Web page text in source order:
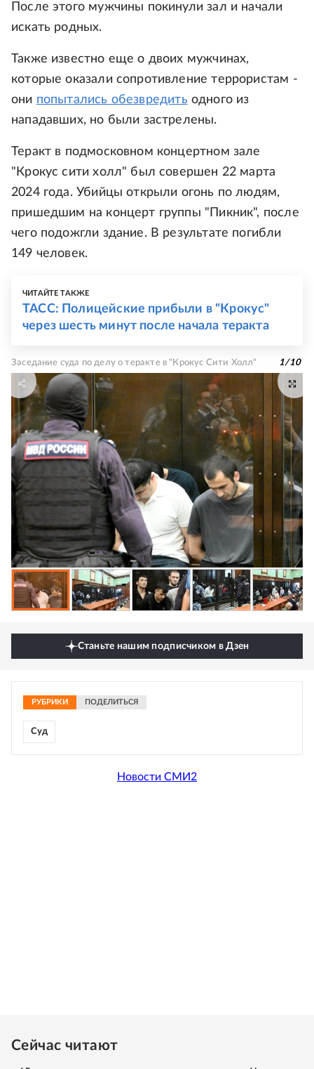
После этого мужчины покинули зал и начали
искать родных.
Также известно еще о двоих мужчинах,
которые оказали сопротивление террористам -
они попытались обезвредить одного из
нападавших, но были застрелены.
Теракт в подмосковном концертном зале
"Крокус сити холл" был совершен 22 марта
2024 года. Убийцы открыли огонь по людям,
пришедшим на концерт группы "Пикник", после
чего подожгли здание. В результате погибли
149 человек.
ЧИТАЙТЕ ТАКЖЕ
ТАСС: Полицейские прибыли в "Крокус"
через шесть минут после начала теракта
Заседание суда по делу о теракте в "Крокус Сити Холл" 1/10
Станьте нашим подписчиком в Дзен
РУБРИКИ ПОДЕЛИТЬСЯ
Суд
Новости СМИ2
Сейчас читают